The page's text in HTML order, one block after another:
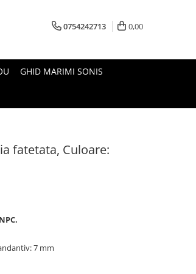
0754242713 0,00
GHID MARIMI SONIS
fatetata, Culoare:
7 mm